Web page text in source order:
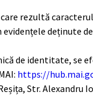
rezultă
deținute
de identitate, se
https://
Str. Alexandru